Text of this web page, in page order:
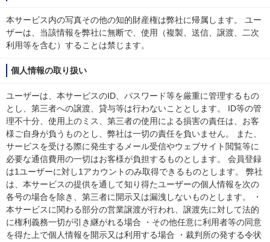
本サービス内の写真その他の知的財産権は弊社に帰属します。 ユー
ザーは、当該情報を弊社に無断で、使用（複製、送信、譲渡、二次
利用等を含む）することは禁じます。
個人情報の取り扱い
ユーザーは、本サービスのID、パスワード等を厳重に管理するもの
とし、第三者への譲渡、貸与等は行わないこととします。 ID等の管
理不十分、使用上のミス、第三者の使用による損害の責任は、お客
様ご自身が負うものとし、弊社は一切の責任を負いません。 また、
サービスを受ける際に発生するメール受信やウェブサイト閲覧等に
必要な通信費用の一切はお客様が負担するものとします。 会員登録
は1ユーザーに対し1アカウントのみ取得できるものとします。 弊社
は、本サービスの提供を通して知り得たユーザーの個人情報を次の
各号の場合を除き、第三者に開示又は漏洩しないものとします。 ・
本サービスに関わる部分の営業譲渡が行われ、譲渡先に対して法的
に権利義務一切が引き継がれる場合 ・その他任意に利用者等の同意
を得た上で個人情報を開示又は利用する場合 ・裁判所の発する令状